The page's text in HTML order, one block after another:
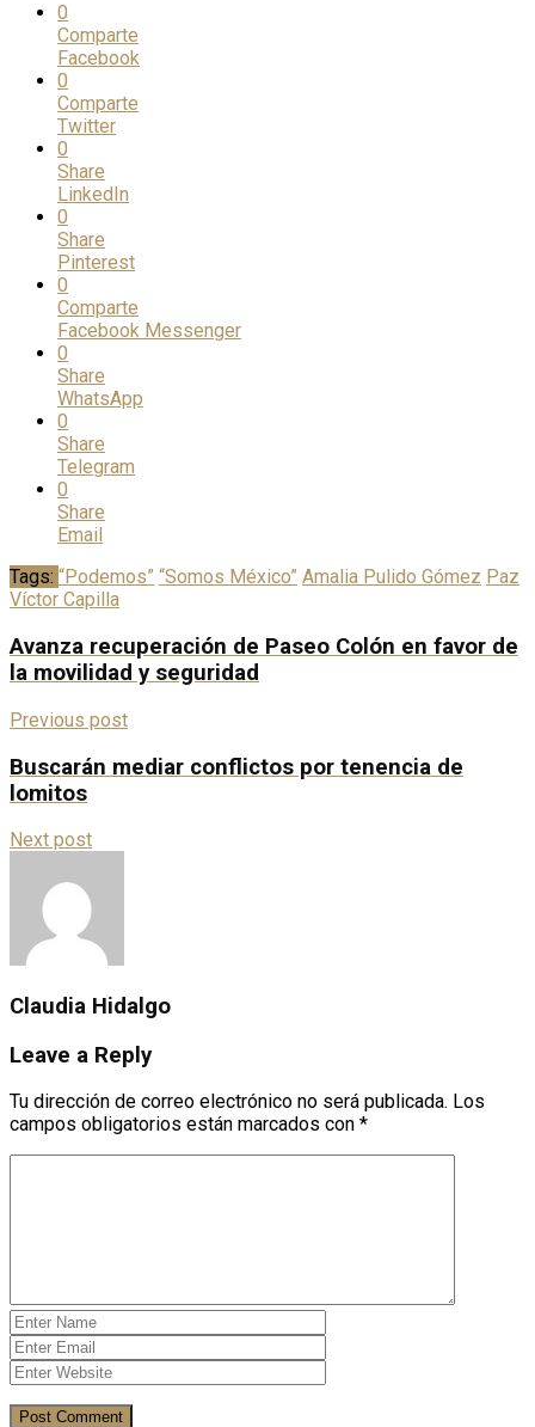
0
Comparte
Facebook
0
Comparte
Twitter
0
Share
LinkedIn
0
Share
Pinterest
0
Comparte
Facebook Messenger
0
Share
WhatsApp
0
Share
Telegram
0
Share
Email
Tags: “Podemos” “Somos México” Amalia Pulido Gómez Paz
Víctor Capilla
Avanza recuperación de Paseo Colón en favor de
la movilidad y seguridad
Previous post
Buscarán mediar conflictos por tenencia de
lomitos
Next post
Claudia Hidalgo
Leave a Reply
Tu dirección de correo electrónico no será publicada. Los
campos obligatorios están marcados con *